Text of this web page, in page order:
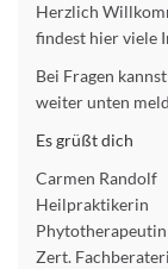
Herzlich
findest hier viele
Bei Fragen
weiter unten
Es grüßt dich
Carmen Randolf
Heilpraktikerin
Phytotherapeutin
Zert.